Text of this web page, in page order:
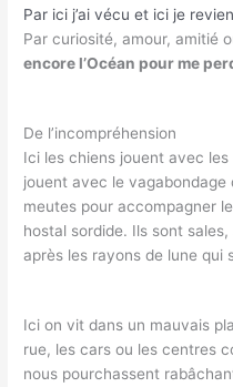
Par ici j’ai vécu et ici je
Par curiosité, amour, amitié
encore l’Océan pour me
De l’incompréhension
Ici les chiens jouent avec
jouent avec le
meutes pour accompagner
hostal sordide. Ils sont
après les rayons de lune qui
Ici on vit dans un mauvais
rue, les cars ou les centres
nous pourchassent